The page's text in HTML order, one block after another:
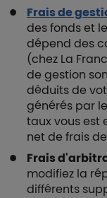
Frais de
des fonds et
dépend des
(chez La
de gestion
déduits de
générés par
taux vous est
net de frais
Frais
modifiez la
différents